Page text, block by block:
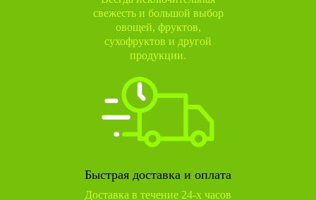
свежесть и большой выбор
овощей, фруктов,
сухофруктов и другой
продукции.
Быстрая доставка и оплата
Доставка в течение 24-х часов